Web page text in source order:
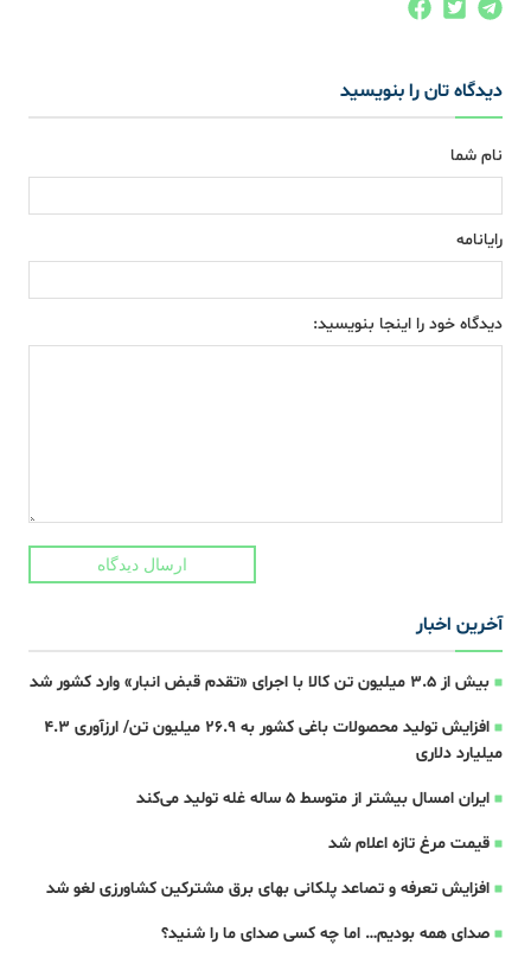
دیدگاه تان را بنویسید
نام شما
رایانامه
دیدگاه خود را اینجا بنویسید:
ارسال دیدگاه
آخرین اخبار
بیش از ۳.۵ میلیون تن کالا با اجرای «تقدم قبض انبار» وارد کشور شد
افزایش تولید محصولات باغی کشور به ۲۶.۹ میلیون تن/ ارزآوری ۴.۳
میلیارد دلاری
ایران امسال بیشتر از متوسط 5 ساله غله تولید می‌کند
قیمت مرغ تازه اعلام شد
افزایش تعرفه و تصاعد پلکانی بهای برق مشترکین کشاورزی لغو شد
صدای همه بودیم… اما چه کسی صدای ما را شنید؟